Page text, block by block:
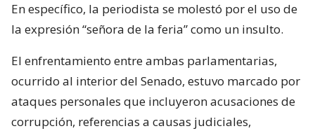
En específico, la periodista se molestó por el uso de
la expresión “señora de la feria” como un insulto.
El enfrentamiento entre ambas parlamentarias,
ocurrido al interior del Senado, estuvo marcado por
ataques personales que incluyeron acusaciones de
corrupción, referencias a causas judiciales,